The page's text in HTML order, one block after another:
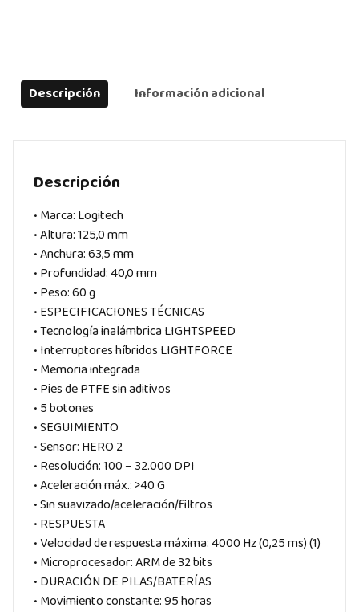
LIGHTSPEED
HERO
Descripción Información adicional
Descripción
• Marca: Logitech
• Altura: 125,0 mm
• Anchura: 63,5 mm
• Profundidad: 40,0 mm
• Peso: 60 g
• ESPECIFICACIONES TÉCNICAS
• Tecnología inalámbrica LIGHTSPEED
• Interruptores híbridos LIGHTFORCE
• Memoria integrada
• Pies de PTFE sin aditivos
• 5 botones
• SEGUIMIENTO
• Sensor: HERO 2
• Resolución: 100 – 32.000 DPI
• Aceleración máx.: >40 G
• Sin suavizado/aceleración/filtros
• RESPUESTA
• Velocidad de respuesta máxima: 4000 Hz (0,25 ms) (1)
• Microprocesador: ARM de 32 bits
• DURACIÓN DE PILAS/BATERÍAS
• Movimiento constante: 95 horas